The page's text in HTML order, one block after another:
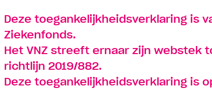
Deze toegankelijkheidsverklaring is
Ziekenfonds.
Het VNZ streeft ernaar zijn webstek
richtlijn 2019/882.
Deze toegankelijkheidsverklaring is